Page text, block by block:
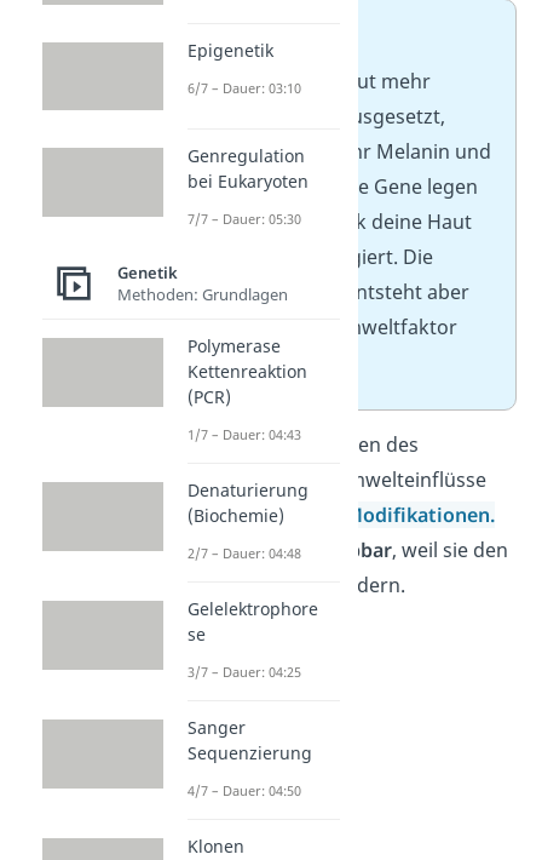
Wenn du deine Haut mehr
Sonnenstrahlen ausgesetzt,
produziert sie mehr Melanin und
wird dunkler. Deine Gene legen
zwar fest, wie stark deine Haut
auf die Sonne reagiert. Die
Bräunung selbst entsteht aber
erst durch den Umweltfaktor
Sonnenlicht.
Solche Veränderungen des
Phänotyps durch Umwelteinflüsse
bezeichnest du als
Modifikationen.
Sie sindnicht vererbbar, weil sie den
Genotyp nicht verändern.
Epigenetik
6/7 – Dauer: 03:10
Genregulation
bei Eukaryoten
7/7 – Dauer: 05:30
Genetik
Methoden: Grundlagen
Polymerase
Kettenreaktion
(PCR)
1/7 – Dauer: 04:43
Denaturierung
(Biochemie)
2/7 – Dauer: 04:48
Gelelektrophore
se
3/7 – Dauer: 04:25
Sanger
Sequenzierung
4/7 – Dauer: 04:50
Klonen